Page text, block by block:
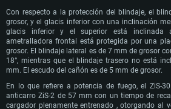
Con respecto a la protección del blindaje, el
grosor, y el glacis inferior con una inclinación
glacis inferior y el superior está
ametralladora frontal está protegida por una
grosor. El blindaje lateral es de 7 mm de grosor
18°, mientras que el blindaje trasero no está
mm. El escudo del cañón es de 5 mm de grosor.
En lo que refiere a potencia de fuego, el ZiS-
anticarro ZiS-2 de 57 mm con un tiempo de
cargador plenamente entrenado , otorgando al